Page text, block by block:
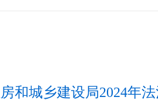
和城乡建设局2024年